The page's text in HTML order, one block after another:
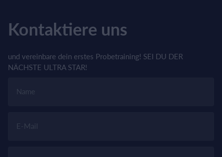
Kontaktiere uns
und vereinbare dein erstes Probetraining! SEI DU DER
NÄCHSTE ULTRA STAR!
Name
E-Mail